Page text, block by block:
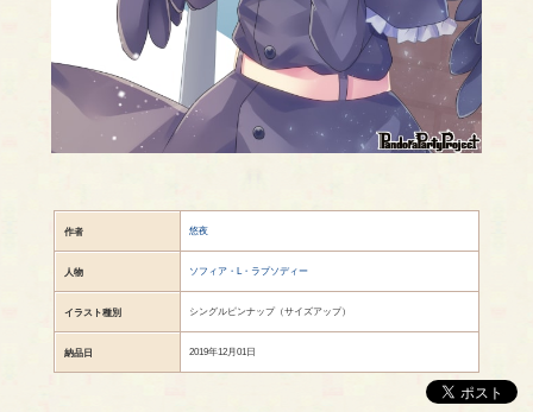
作者 悠夜
人物 ソフィア・L・ラプソディー
イラスト種別 シングルピンナップ（サイズアップ）
納品日 2019年12月01日